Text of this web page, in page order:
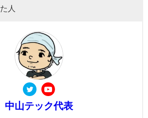
人
中山テック代表